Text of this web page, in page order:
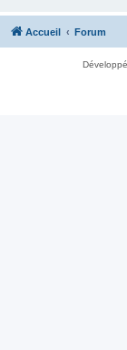
Accueil Forum